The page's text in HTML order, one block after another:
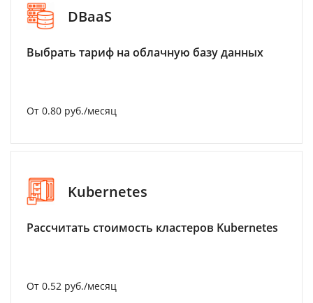
DBaaS
Выбрать тариф на облачную базу данных
От 0.80 руб./месяц
Kubernetes
Рассчитать стоимость кластеров Kubernetes
От 0.52 руб./месяц